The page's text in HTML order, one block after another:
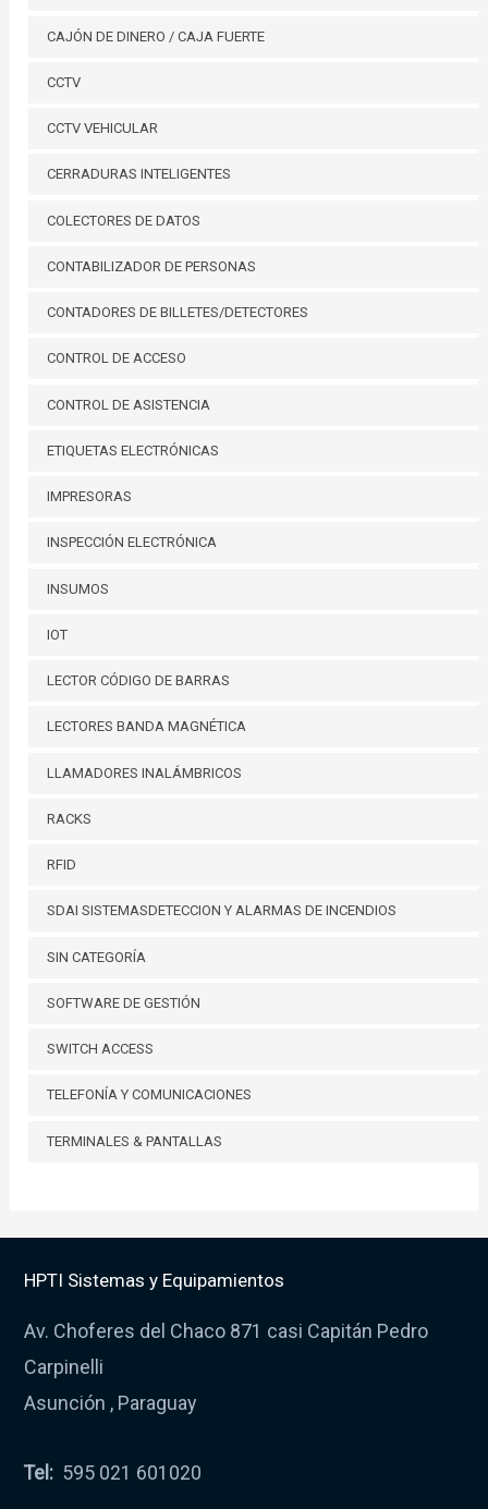
CAJÓN DE DINERO / CAJA FUERTE
CCTV
CCTV VEHICULAR
CERRADURAS INTELIGENTES
COLECTORES DE DATOS
CONTABILIZADOR DE PERSONAS
CONTADORES DE BILLETES/DETECTORES
CONTROL DE ACCESO
CONTROL DE ASISTENCIA
ETIQUETAS ELECTRÓNICAS
IMPRESORAS
INSPECCIÓN ELECTRÓNICA
INSUMOS
IOT
LECTOR CÓDIGO DE BARRAS
LECTORES BANDA MAGNÉTICA
LLAMADORES INALÁMBRICOS
RACKS
RFID
SDAI SISTEMASDETECCION Y ALARMAS DE INCENDIOS
SIN CATEGORÍA
SOFTWARE DE GESTIÓN
SWITCH ACCESS
TELEFONÍA Y COMUNICACIONES
TERMINALES & PANTALLAS
HPTI Sistemas y Equipamientos
Av. Choferes del Chaco 871 casi Capitán Pedro
Carpinelli
Asunción , Paraguay
Tel: 595 021 601020